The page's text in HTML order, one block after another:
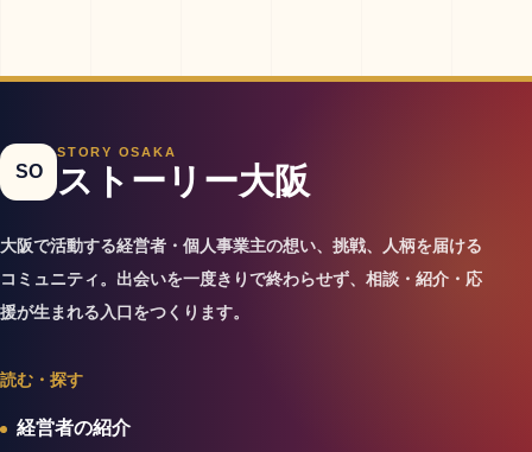
SO
STORY OSAKA
ストーリー大阪
大阪で活動する経営者・個人事業主の想い、挑戦、人柄を届ける
コミュニティ。出会いを一度きりで終わらせず、相談・紹介・応
援が生まれる入口をつくります。
読む・探す
経営者の紹介